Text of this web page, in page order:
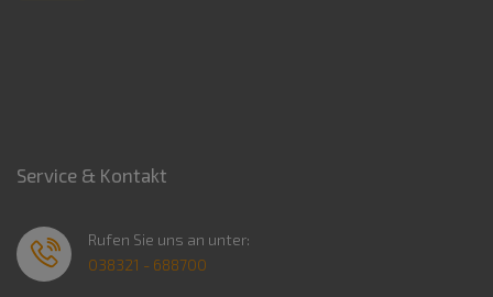
Service & Kontakt
Rufen Sie uns an unter:
038321 - 688700